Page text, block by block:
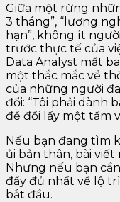
Giữa một rừng
3 tháng”, “lương
hạn”, không ít
trước thực tế của
Data Analyst mất
một thắc mắc về
của những người
đổi: “Tôi phải dành
để đổi lấy một tấm
Nếu bạn đang tìm
ủi bản thân, bài
Nhưng nếu bạn
đầy đủ nhất về lộ
bắt đầu.